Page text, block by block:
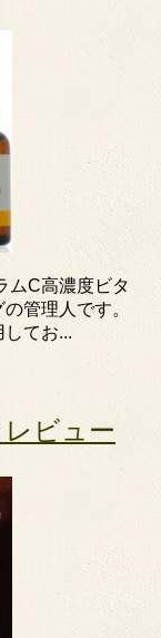
ムC高濃度ビタ
管理人です。
てお...
ビュー